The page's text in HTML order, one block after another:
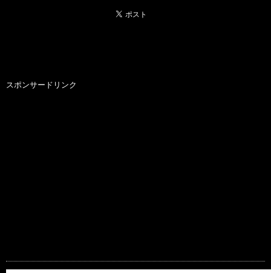
スポンサードリンク